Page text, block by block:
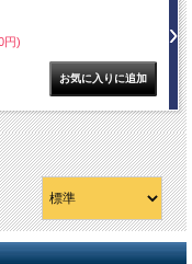
円)